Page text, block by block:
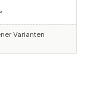
Varianten